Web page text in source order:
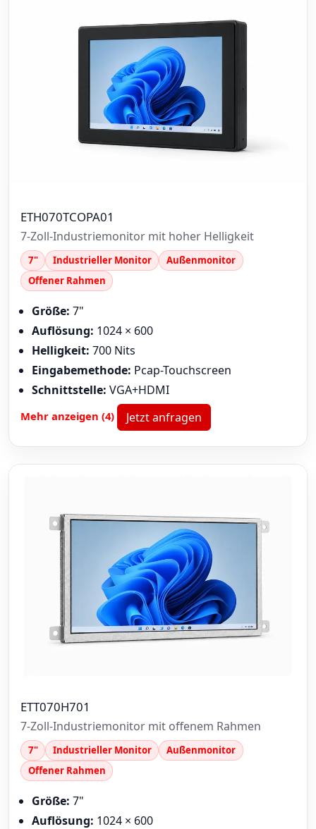
ETH070TCOPA01
7-Zoll-Industriemonitor mit hoher Helligkeit
7" Industrieller Monitor
Außenmonitor
Offener Rahmen
Größe: 7"
Auflösung: 1024 × 600
Helligkeit: 700 Nits
Eingabemethode: Pcap-Touchscreen
Schnittstelle: VGA+HDMI
Mehr anzeigen (4) Jetzt anfragen
ETT070H701
7-Zoll-Industriemonitor mit offenem Rahmen
7" Industrieller Monitor
Außenmonitor
Offener Rahmen
Größe: 7"
Auflösung: 1024 × 600